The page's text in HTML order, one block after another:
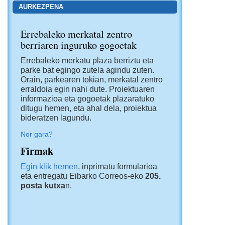
AURKEZPENA
Errebaleko merkatal zentro
berriaren inguruko gogoetak
Errebaleko merkatu plaza berriztu eta
parke bat egingo zutela agindu zuten.
Orain, parkearen tokian, merkatal zentro
erraldoia egin nahi dute. Proiektuaren
informazioa eta gogoetak plazaratuko
ditugu hemen, eta ahal dela, proiektua
bideratzen lagundu.
Nor gara?
Firmak
Egin klik hemen, inprimatu formularioa
eta entregatu Eibarko Correos-eko205.
posta kutxan.